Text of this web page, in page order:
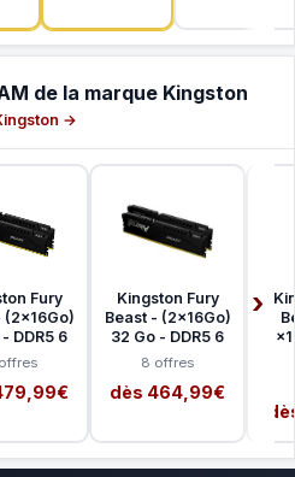
de la marque Kingston
→
Fury
(2x16Go)
DDR5 6
Kingston Fury
Beast - (2x16Go)
32 Go - DDR5 6
8 offres
dès 464,99€